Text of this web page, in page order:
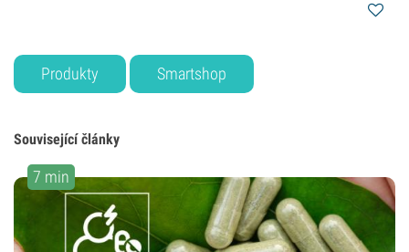
Produkty Smartshop
Související články
7 min